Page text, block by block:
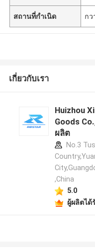
สถานที่กำเนิด กว
เกี่ยวกับเรา
Huizhou
Goods
ผลิต
No.3
,China
5.0
ผู้ผลิตได้